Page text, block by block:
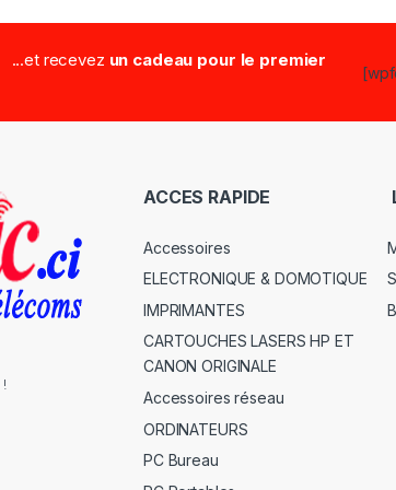
...et recevez un cadeau pour le premier
ACCES RAPIDE
Accessoires
ELECTRONIQUE & DOMOTIQUE
IMPRIMANTES
CARTOUCHES LASERS HP ET
CANON ORIGINALE
Accessoires réseau
ORDINATEURS
PC Bureau